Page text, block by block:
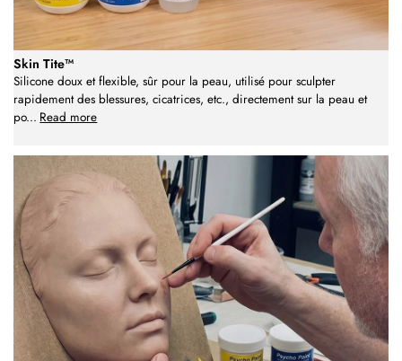
Skin Tite™
Silicone doux et flexible, sûr pour la peau, utilisé pour sculpter
rapidement des blessures, cicatrices, etc., directement sur la peau et
po... Read more